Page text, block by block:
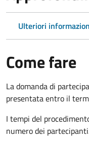
Ulteriori
Come fare
La domanda di
presentata entro il
I tempi del
numero dei